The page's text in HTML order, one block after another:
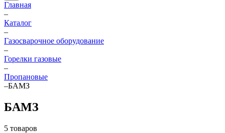
Главная
–
Каталог
–
Газосварочное оборудование
–
Горелки газовые
–
Пропановые
–БАМЗ
БАМЗ
5 товаров